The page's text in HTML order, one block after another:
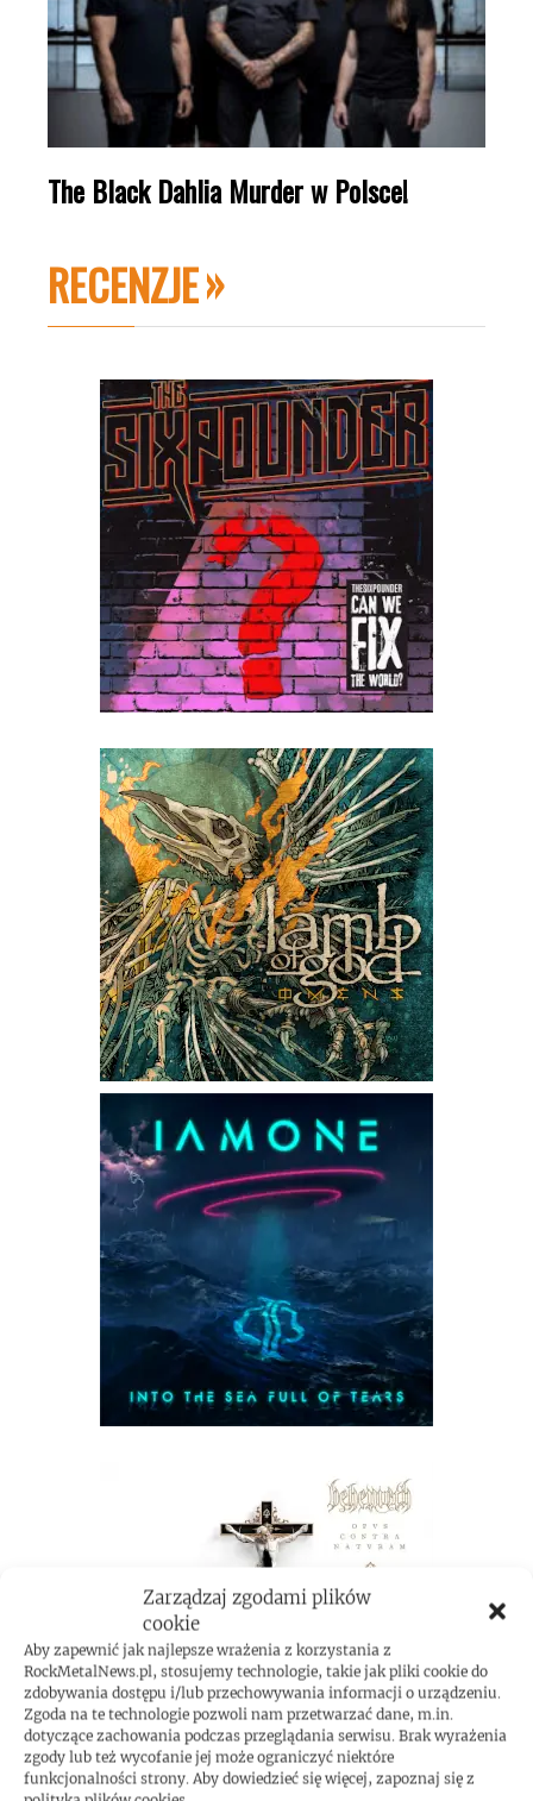
Zarządzaj zgodami plików
cookie
Aby zapewnić jak najlepsze wrażenia z korzystania z
RockMetalNews.pl, stosujemy technologie, takie jak pliki cookie do
zdobywania dostępu i/lub przechowywania informacji o urządzeniu.
Zgoda na te technologie pozwoli nam przetwarzać dane, m.in.
dotyczące zachowania podczas przeglądania serwisu. Brak wyrażenia
zgody lub też wycofanie jej może ograniczyć niektóre
funkcjonalności strony. Aby dowiedzieć się więcej, zapoznaj się z
The Black Dahlia Murder w Polsce!
RECENZJE